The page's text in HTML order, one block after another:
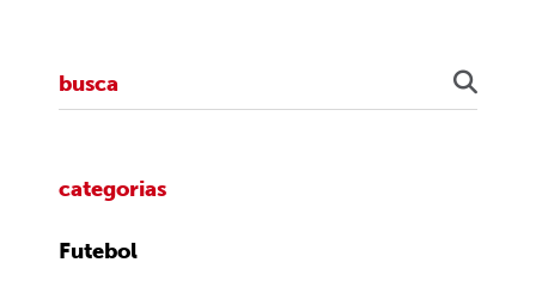
categorias
Futebol